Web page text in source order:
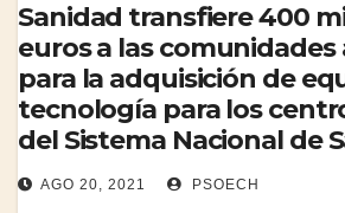
Sanidad transfiere 400
euros a las
para la adquisición de
tecnología para los
del Sistema Nacional de
AGO 20, 2021 PSOECH